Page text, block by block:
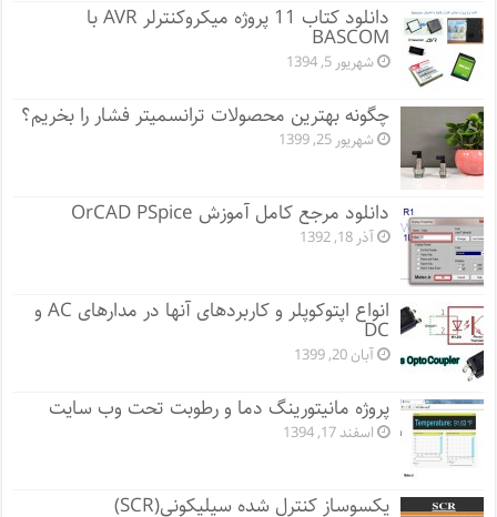
دانلود کتاب 11 پروژه میکروکنترلر AVR با
BASCOM
شهریور 5, 1394
چگونه بهترین محصولات ترانسمیتر فشار را بخریم؟
شهریور 25, 1399
دانلود مرجع کامل آموزش OrCAD PSpice
آذر 18, 1392
انواع اپتوکوپلر و کاربردهای آنها در مدارهای AC و
DC
آبان 20, 1399
پروژه مانيتورينگ دما و رطوبت تحت وب سایت
اسفند 17, 1394
یکسوساز کنترل شده سیلیکونی(SCR)